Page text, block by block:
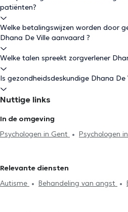
patiënten?
Welke betalingswijzen worden door
Dhana De Ville aanvaard ?
Welke talen spreekt zorgverlener
Is gezondheidsdeskundige Dhana De
Nuttige links
In de omgeving
Psychologen in Gent
Psychologen
in Sint-Agatha-Berchem
Psychologen in Laken
Psychologen
Relevante diensten
Autisme
Behandeling van angst